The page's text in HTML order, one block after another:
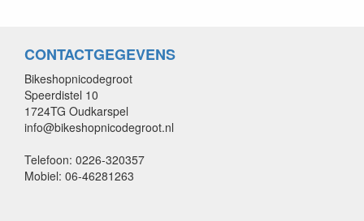
CONTACTGEGEVENS
Bikeshopnicodegroot
Speerdistel 10
1724TG Oudkarspel
info@bikeshopnicodegroot.nl
Telefoon: 0226-320357
Mobiel: 06-46281263